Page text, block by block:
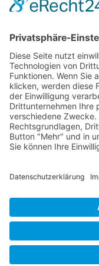
Kompakt Serie
Limited Edition
Schmalspur
Service
Kontakt
Copyright © ILAFA eG
vorbehalten.